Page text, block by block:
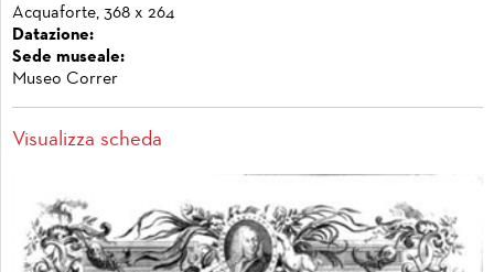
Acquaforte, 368 x 264
Datazione:
Sede museale:
Museo Correr
Visualizza scheda